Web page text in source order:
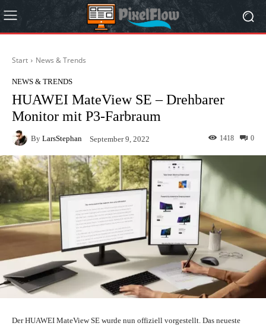
Start News & Trends
NEWS & TRENDS
HUAWEI MateView SE – Drehbarer
Monitor mit P3-Farbraum
By LarsStephan September 9, 2022 0
1418
Der HUAWEI MateView SE wurde nun offiziell vorgestellt. Das neueste